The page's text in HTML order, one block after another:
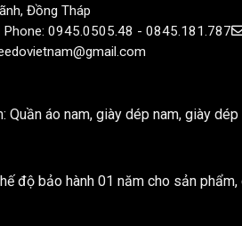
Đồng Tháp
Phone: 0945.0505.48 - 0845.181.787
áo nam, giày dép nam, giày
độ bảo hành 01 năm cho sản phẩm,